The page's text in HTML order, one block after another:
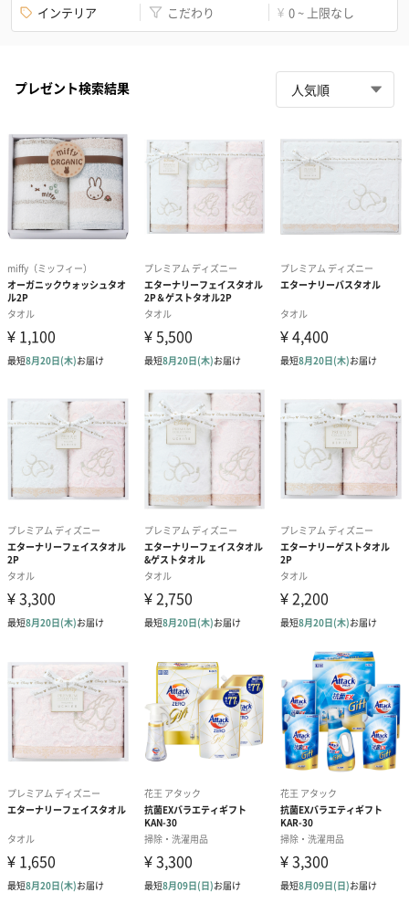
インテリア こだわり ¥ 0 ~ 上限なし
プレゼント検索結果